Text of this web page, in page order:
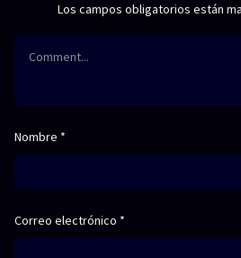
Los campos obligatorios están
Nombre *
Correo electrónico *